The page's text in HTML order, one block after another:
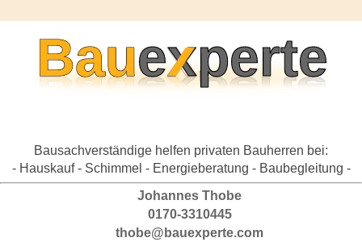
Bausachverständige helfen privaten Bauherren bei:
- Hauskauf - Schimmel - Energieberatung - Baubegleitung -
Johannes Thobe
0170-3310445
thobe@bauexperte.com